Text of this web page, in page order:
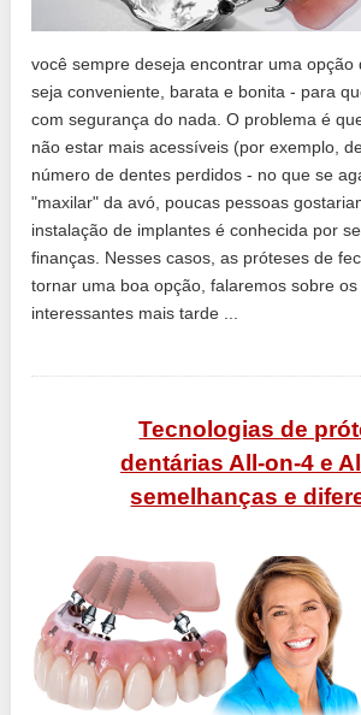
você sempre deseja encontrar uma opção
seja conveniente, barata e bonita - para
com segurança do nada. O problema é
não estar mais acessíveis (por exemplo,
número de dentes perdidos - no que se
"maxilar" da avó, poucas pessoas
instalação de implantes é conhecida por
finanças. Nesses casos, as próteses de
tornar uma boa opção, falaremos sobre
interessantes mais tarde ...
Tecnologias de
dentárias All-on-4 e
semelhanças e